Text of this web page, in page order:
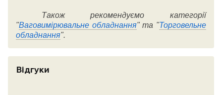
Також рекомендуємо категорії
"Ваговимірювальне обладнання" та "Торговельне
обладнання".
Відгуки